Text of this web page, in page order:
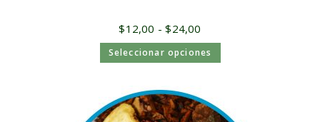
$12,00 - $24,00
Seleccionar opciones